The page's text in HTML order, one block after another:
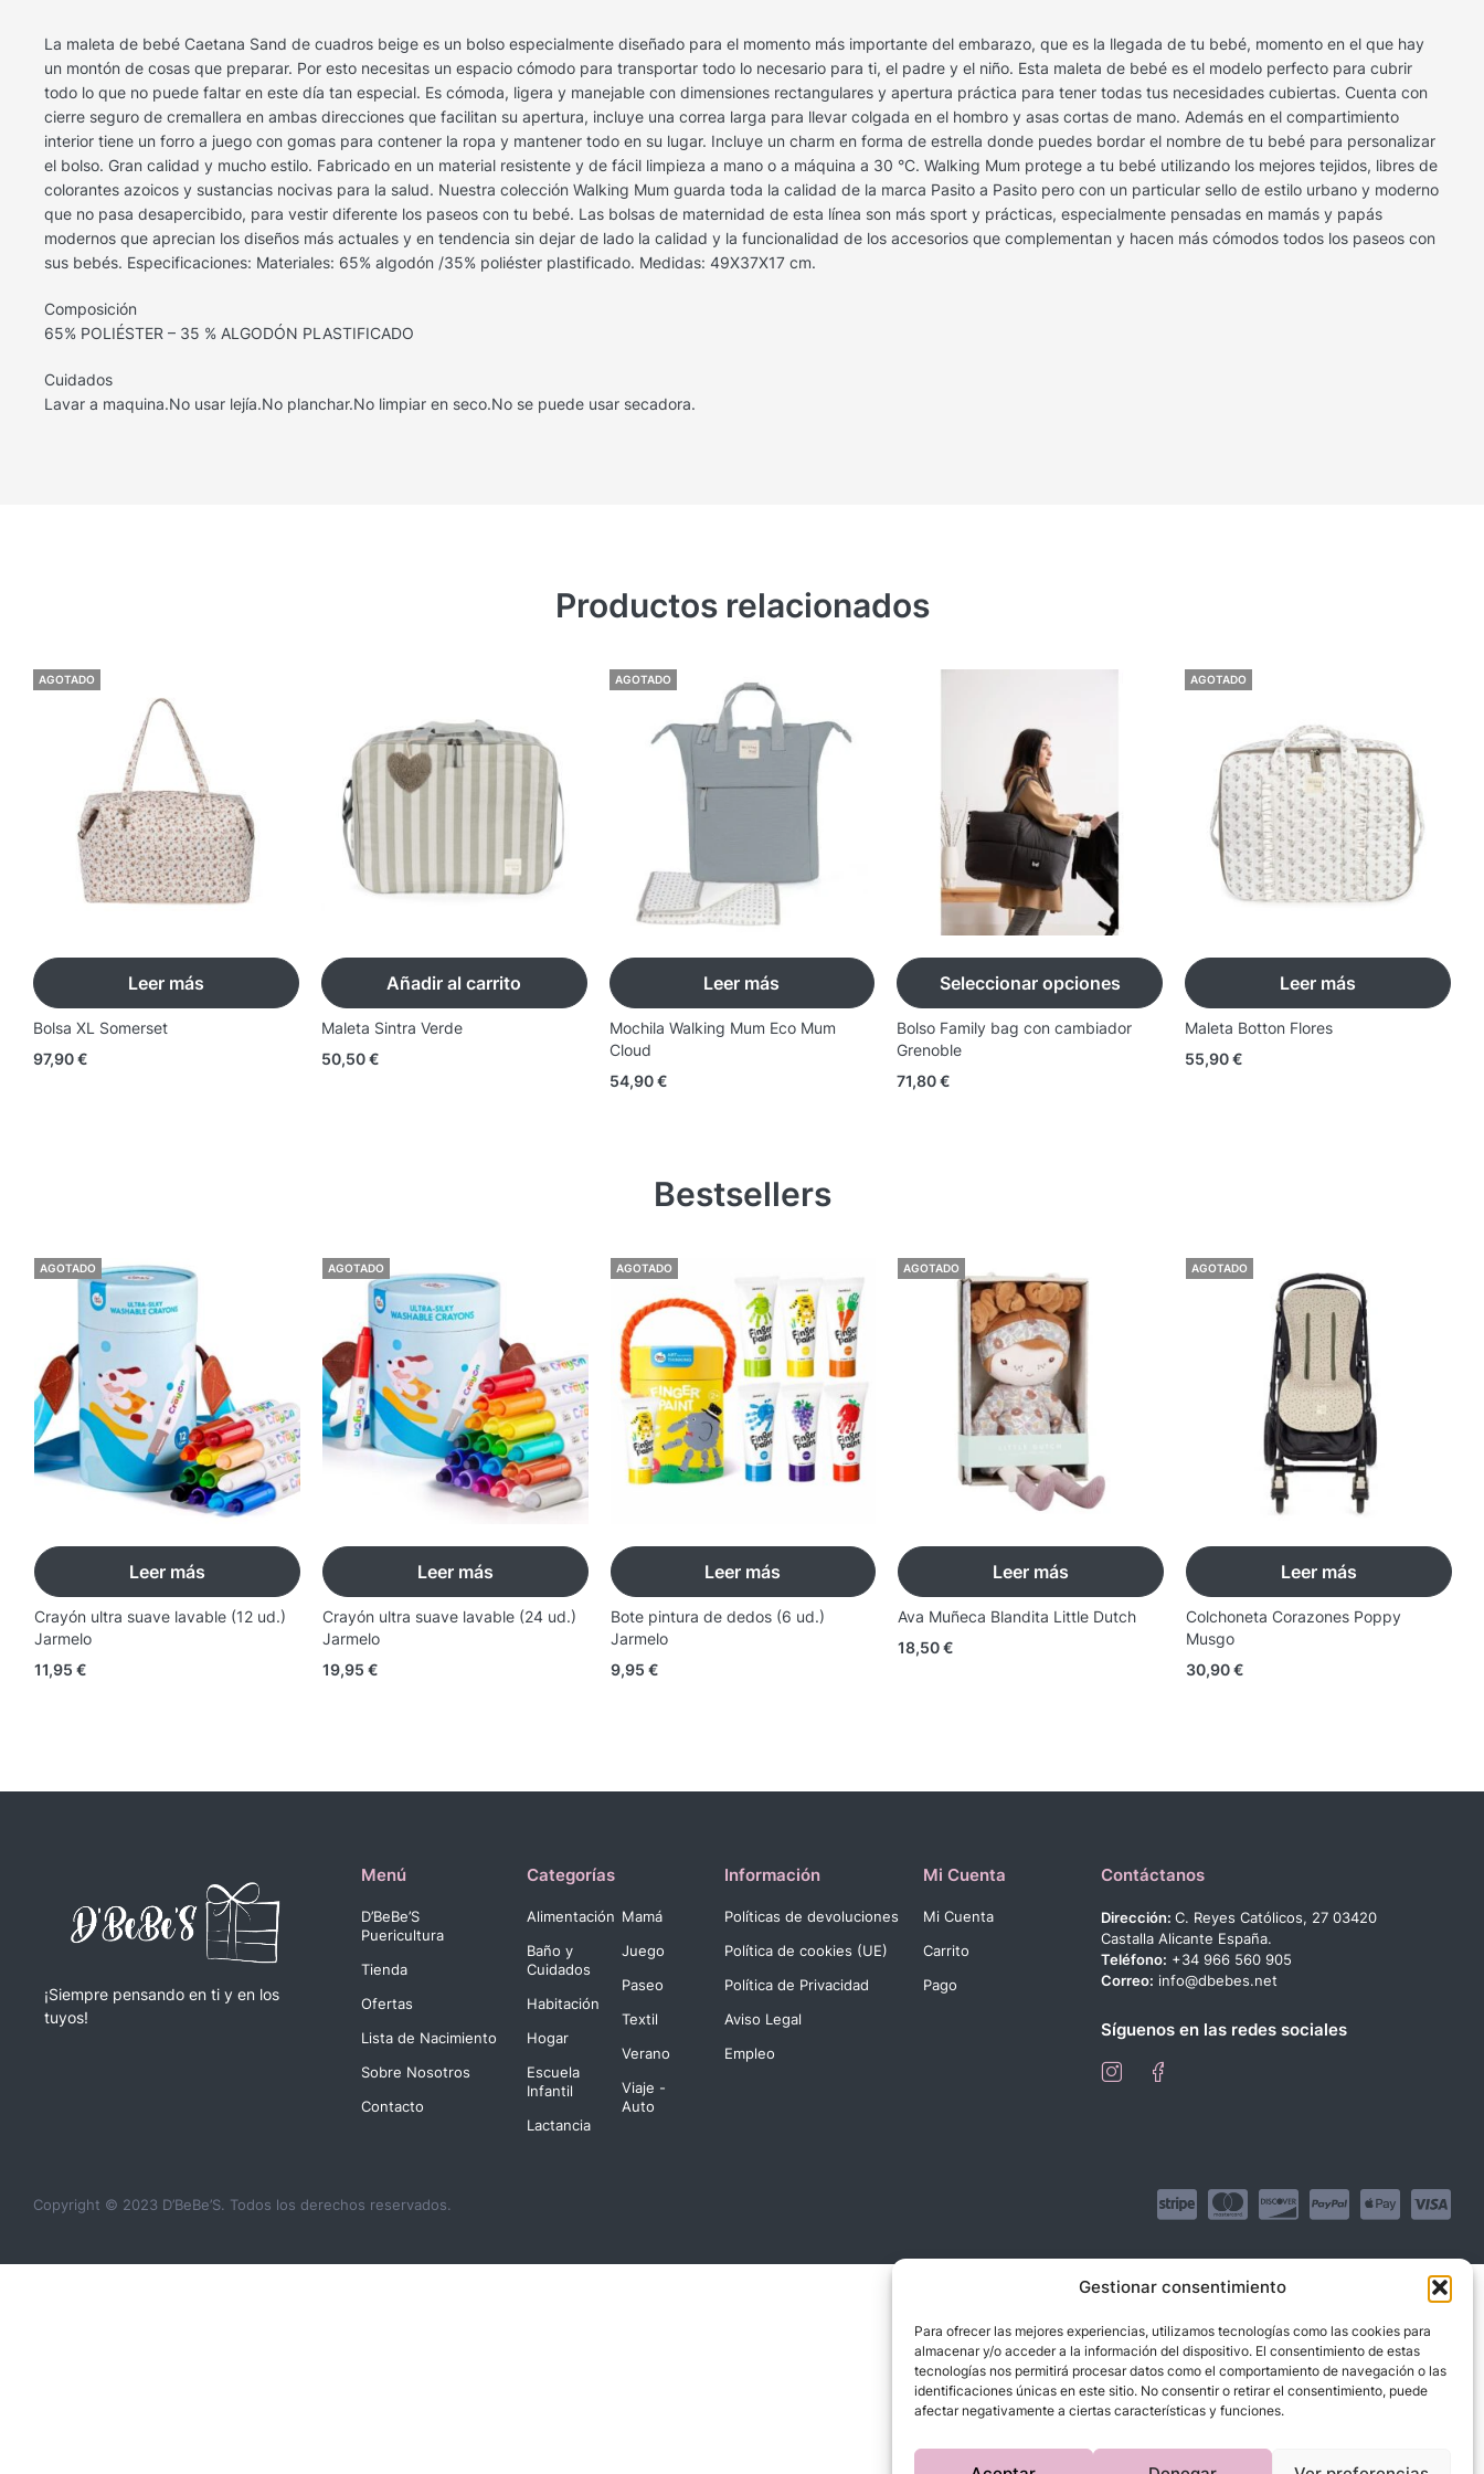
Gestionar consentimiento
Para ofrecer las mejores experiencias, utilizamos tecnologías como las cookies para
almacenar y/o acceder a la información del dispositivo. El consentimiento de estas
tecnologías nos permitirá procesar datos como el comportamiento de navegación o las
identificaciones únicas en este sitio. No consentir o retirar el consentimiento, puede
afectar negativamente a ciertas características y funciones.
La maleta de bebé Caetana Sand de cuadros beige es un bolso especialmente diseñado para el momento más importante del embarazo, que es la llegada de tu bebé, momento en el que hay
un montón de cosas que preparar. Por esto necesitas un espacio cómodo para transportar todo lo necesario para ti, el padre y el niño. Esta maleta de bebé es el modelo perfecto para cubrir
todo lo que no puede faltar en este día tan especial. Es cómoda, ligera y manejable con dimensiones rectangulares y apertura práctica para tener todas tus necesidades cubiertas. Cuenta con
cierre seguro de cremallera en ambas direcciones que facilitan su apertura, incluye una correa larga para llevar colgada en el hombro y asas cortas de mano. Además en el compartimiento
interior tiene un forro a juego con gomas para contener la ropa y mantener todo en su lugar. Incluye un charm en forma de estrella donde puedes bordar el nombre de tu bebé para personalizar
el bolso. Gran calidad y mucho estilo. Fabricado en un material resistente y de fácil limpieza a mano o a máquina a 30 °C. Walking Mum protege a tu bebé utilizando los mejores tejidos, libres de
colorantes azoicos y sustancias nocivas para la salud. Nuestra colección Walking Mum guarda toda la calidad de la marca Pasito a Pasito pero con un particular sello de estilo urbano y moderno
que no pasa desapercibido, para vestir diferente los paseos con tu bebé. Las bolsas de maternidad de esta línea son más sport y prácticas, especialmente pensadas en mamás y papás
modernos que aprecian los diseños más actuales y en tendencia sin dejar de lado la calidad y la funcionalidad de los accesorios que complementan y hacen más cómodos todos los paseos con
sus bebés. Especificaciones: Materiales: 65% algodón /35% poliéster plastificado. Medidas: 49X37X17 cm.
Composición
65% POLIÉSTER – 35 % ALGODÓN PLASTIFICADO
Cuidados
Lavar a maquina.No usar lejía.No planchar.No limpiar en seco.No se puede usar secadora.
Productos relacionados
AGOTADO
Leer más
Bolsa XL Somerset
97,90€
Añadir al carrito
Maleta Sintra Verde
50,50€
AGOTADO
Leer más
Mochila Walking Mum Eco Mum
Cloud
54,90€
Seleccionar opciones
Bolso Family bag con cambiador
Grenoble
71,80€
AGOTADO
Leer más
Maleta Botton Flores
55,90€
Bestsellers
AGOTADO
Leer más
Crayón ultra suave lavable (12 ud.)
Jarmelo
11,95 €
AGOTADO
Leer más
Crayón ultra suave lavable (24 ud.)
Jarmelo
19,95 €
AGOTADO
Leer más
Bote pintura de dedos (6 ud.)
Jarmelo
9,95 €
AGOTADO
Leer más
Ava Muñeca Blandita Little Dutch
18,50€
AGOTADO
Leer más
Colchoneta Corazones Poppy
Musgo
30,90€
¡Siempre pensando en ti y en los
tuyos!
Menú
D’BeBe’S
Puericultura
Tienda
Ofertas
Lista de Nacimiento
Sobre Nosotros
Contacto
Categorías
Alimentación
Baño y
Cuidados
Habitación
Hogar
Escuela
Infantil
Lactancia
Mamá
Juego
Paseo
Textil
Verano
Viaje -
Auto
Información
Políticas de devoluciones
Política de cookies (UE)
Política de Privacidad
Aviso Legal
Empleo
Mi Cuenta
Mi Cuenta
Carrito
Pago
Contáctanos
Dirección:C. Reyes Católicos, 27 03420
Castalla Alicante España.
Teléfono: +34 966 560 905
Correo: info@dbebes.net
Síguenos en las redes sociales
Copyright © 2023 D’BeBe’S. Todos los derechos reservados.